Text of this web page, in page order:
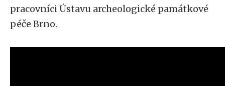
pracovníci Ústavu archeologické památkové
péče Brno.